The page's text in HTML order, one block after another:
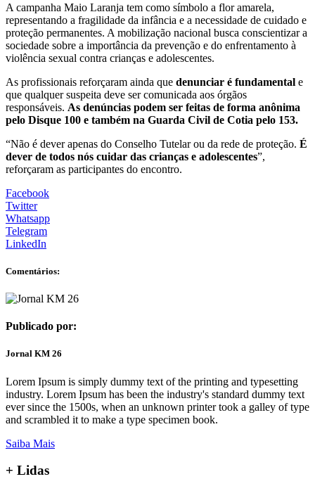
A campanha Maio Laranja tem como símbolo a flor amarela,
representando a fragilidade da infância e a necessidade de cuidado e
proteção permanentes. A mobilização nacional busca conscientizar a
sociedade sobre a importância da prevenção e do enfrentamento à
violência sexual contra crianças e adolescentes.
As profissionais reforçaram ainda que denunciar é fundamental e
que qualquer suspeita deve ser comunicada aos órgãos
responsáveis. As denúncias podem ser feitas de forma anônima
pelo Disque 100 e também na Guarda Civil de Cotia pelo 153.
“Não é dever apenas do Conselho Tutelar ou da rede de proteção. É
dever de todos nós cuidar das crianças e adolescentes”,
reforçaram as participantes do encontro.
Facebook
Twitter
Whatsapp
Telegram
LinkedIn
Comentários:
Publicado por:
Jornal KM 26
Lorem Ipsum is simply dummy text of the printing and typesetting
industry. Lorem Ipsum has been the industry's standard dummy text
ever since the 1500s, when an unknown printer took a galley of type
and scrambled it to make a type specimen book.
Saiba Mais
+ Lidas